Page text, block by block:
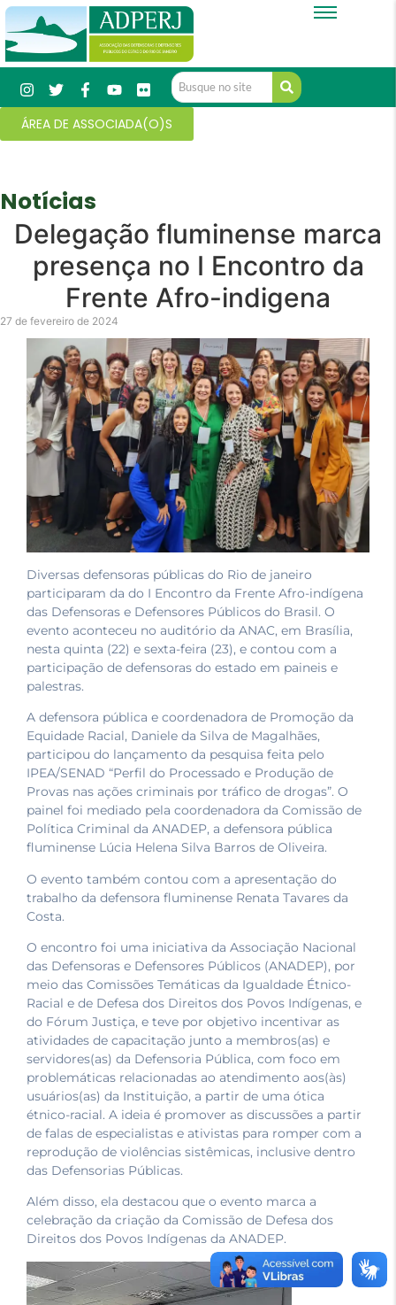
ÁREA DE ASSOCIADA(O)S
Notícias
Delegação fluminense marca
presença no I Encontro da
Frente Afro-indigena
27 de fevereiro de 2024
Diversas defensoras públicas do Rio de janeiro
participaram da do I Encontro da Frente Afro-indígena
das Defensoras e Defensores Públicos do Brasil. O
evento aconteceu no auditório da ANAC, em Brasília,
nesta quinta (22) e sexta-feira (23), e contou com a
participação de defensoras do estado em paineis e
palestras.
A defensora pública e coordenadora de Promoção da
Equidade Racial, Daniele da Silva de Magalhães,
participou do lançamento da pesquisa feita pelo
IPEA/SENAD “Perfil do Processado e Produção de
Provas nas ações criminais por tráfico de drogas”. O
painel foi mediado pela coordenadora da Comissão de
Política Criminal da ANADEP, a defensora pública
fluminense Lúcia Helena Silva Barros de Oliveira.
O evento também contou com a apresentação do
trabalho da defensora fluminense Renata Tavares da
Costa.
O encontro foi uma iniciativa da Associação Nacional
das Defensoras e Defensores Públicos (ANADEP), por
meio das Comissões Temáticas da Igualdade Étnico-
Racial e de Defesa dos Direitos dos Povos Indígenas, e
do Fórum Justiça, e teve por objetivo incentivar as
atividades de capacitação junto a membros(as) e
servidores(as) da Defensoria Pública, com foco em
problemáticas relacionadas ao atendimento aos(às)
usuários(as) da Instituição, a partir de uma ótica
étnico-racial. A ideia é promover as discussões a partir
de falas de especialistas e ativistas para romper com a
reprodução de violências sistêmicas, inclusive dentro
das Defensorias Públicas.
Além disso, ela destacou que o evento marca a
celebração da criação da Comissão de Defesa dos
Direitos dos Povos Indígenas da ANADEP.